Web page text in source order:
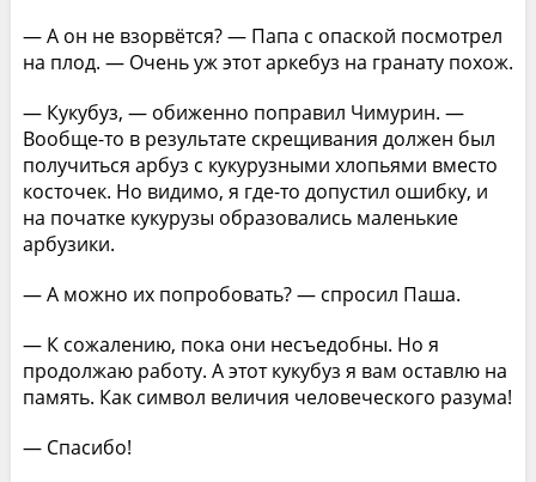
— А он не взорвётся? — Папа с опаской посмотрел
на плод. — Очень уж этот аркебуз на гранату похож.
— Кукубуз, — обиженно поправил Чимурин. —
Вообще-то в результате скрещивания должен был
получиться арбуз с кукурузными хлопьями вместо
косточек. Но видимо, я где-то допустил ошибку, и
на початке кукурузы образовались маленькие
арбузики.
— А можно их попробовать? — спросил Паша.
— К сожалению, пока они несъедобны. Но я
продолжаю работу. А этот кукубуз я вам оставлю на
память. Как символ величия человеческого разума!
— Спасибо!